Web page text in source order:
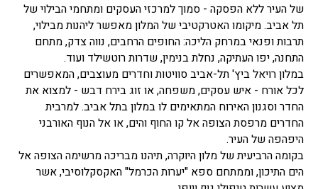
של העיר ללא הפסקה - סמוך למרכזי העסקים ומתחמי הבילוי של
תל אביב. מיקומו האטרקטיבי של המלון מאפשר ליהנות מבילוי,
תרבות ופנאי במרחק הליכה: החופים הרחבים, נווה צדק, מתחם
התחנה, יפו העתיקה, נחלת בנימין, שדרות רוטשילד ועוד.
במלון רויאל ביץ' תל-אביב סוויטות וחדרים מעוצבים, המאפשרים
לכל אורח - איש עסקים, משפחה, או זוג בירח דבש - למצוא את
החדר וסגנון האירוח המתאימים לו במלון בתל אביב. למרבית
החדרים מרפסת הצופה אל קו החוף והים, או אל הנוף האורבני
היפהפה של העיר.
בקומה הרביעית של מלון היוקרה, תיהנו מבריכה מרשימה הצופה אל
הים התיכון, וממתחם ספא "יערות הכרמל" האקסקלוסיבי, אשר